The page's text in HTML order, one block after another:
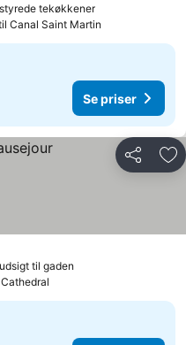
tekøkkenerSe priser
Canal Saint Martin
Se priser
Del
til gaden